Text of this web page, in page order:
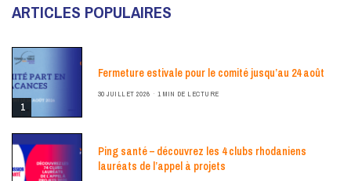
ARTICLES POPULAIRES
1
Fermeture estivale pour le comité jusqu’au 24 août
30 JUILLET 2026 1 MIN DE LECTURE
Ping santé – découvrez les 4 clubs rhodaniens
lauréats de l’appel à projets